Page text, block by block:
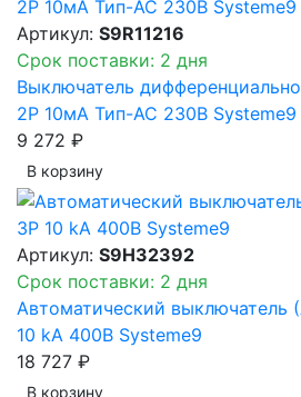
Артикул: S9R11216
Срок поставки: 2 дня
Выключатель
2P 10мА Тип-AC 230В Systeme9
9 272 ₽
В корзинy
Артикул: S9H32392
Срок поставки: 2 дня
Автоматический выключатель
10 kA 400В Systeme9
18 727 ₽
В корзинy